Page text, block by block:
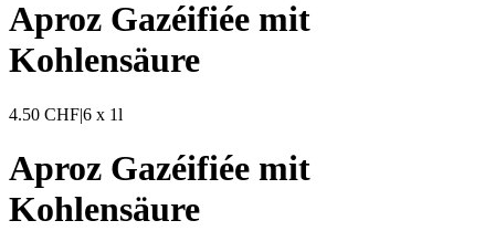
Aproz Gazéifiée mit
Kohlensäure
4.50 CHF|6 x 1l
Aproz Gazéifiée mit
Kohlensäure